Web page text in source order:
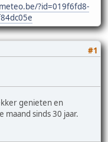
?id=019f6fd8-
#1
genieten en
sinds 30 jaar.